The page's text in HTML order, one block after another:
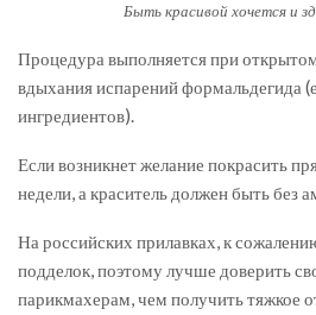
Быть красивой хочется и
Процедура выполняется при
вдыхания испарений формальдегида
ингредиентов).
Если возникнет желание покрасить
недели, а краситель должен быть без
На российских прилавках, к
подделок, поэтому лучше доверить
парикмахерам, чем получить тяжкое